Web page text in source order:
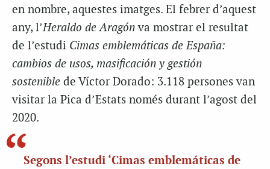
en nombre, aquestes imatges. El febrer d’aquest
any, l’Heraldo de Aragónva mostrar el resultat
de l’estudi Cimas emblemáticas de España:
cambios de usos, masificación y gestión
sostenible de Víctor Dorado: 3.118 persones van
visitar la Pica d’Estats només durant l’agost del
2020.
Segons l’estudi ‘Cimas emblemáticas de